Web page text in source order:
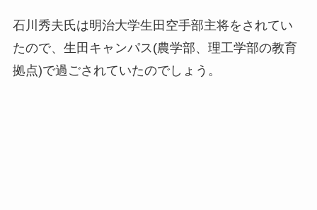
石川秀夫氏は明治大学生田空手部主将をされてい
たので、生田キャンパス(農学部、理工学部の教育
拠点)で過ごされていたのでしょう。